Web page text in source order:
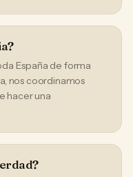
España de forma
nos coordinamos
hacer una